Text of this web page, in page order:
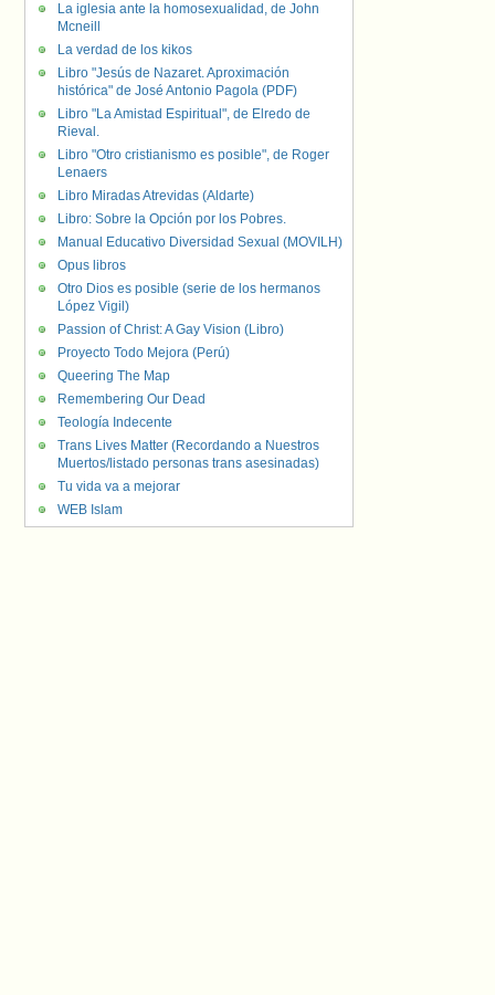
La iglesia ante la homosexualidad, de John
Mcneill
La verdad de los kikos
Libro "Jesús de Nazaret. Aproximación
histórica" de José Antonio Pagola (PDF)
Libro "La Amistad Espiritual", de Elredo de
Rieval.
Libro "Otro cristianismo es posible", de Roger
Lenaers
Libro Miradas Atrevidas (Aldarte)
Libro: Sobre la Opción por los Pobres.
Manual Educativo Diversidad Sexual (MOVILH)
Opus libros
Otro Dios es posible (serie de los hermanos
López Vigil)
Passion of Christ: A Gay Vision (Libro)
Proyecto Todo Mejora (Perú)
Queering The Map
Remembering Our Dead
Teología Indecente
Trans Lives Matter (Recordando a Nuestros
Muertos/listado personas trans asesinadas)
Tu vida va a mejorar
WEB Islam